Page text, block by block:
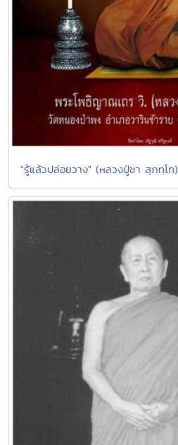
"รู้แล้วปล่อยวาง" (หลวงปู่ชา สุภทฺโท)